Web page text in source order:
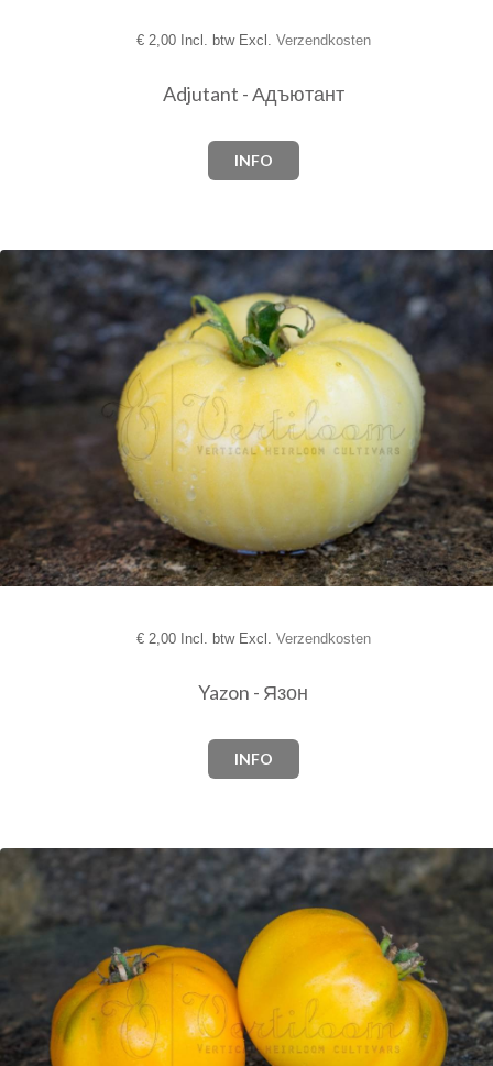
€2,00 Incl. btw Excl. Verzendkosten
Adjutant - Адъютант
INFO
€2,00 Incl. btw Excl. Verzendkosten
Yazon - Язон
INFO